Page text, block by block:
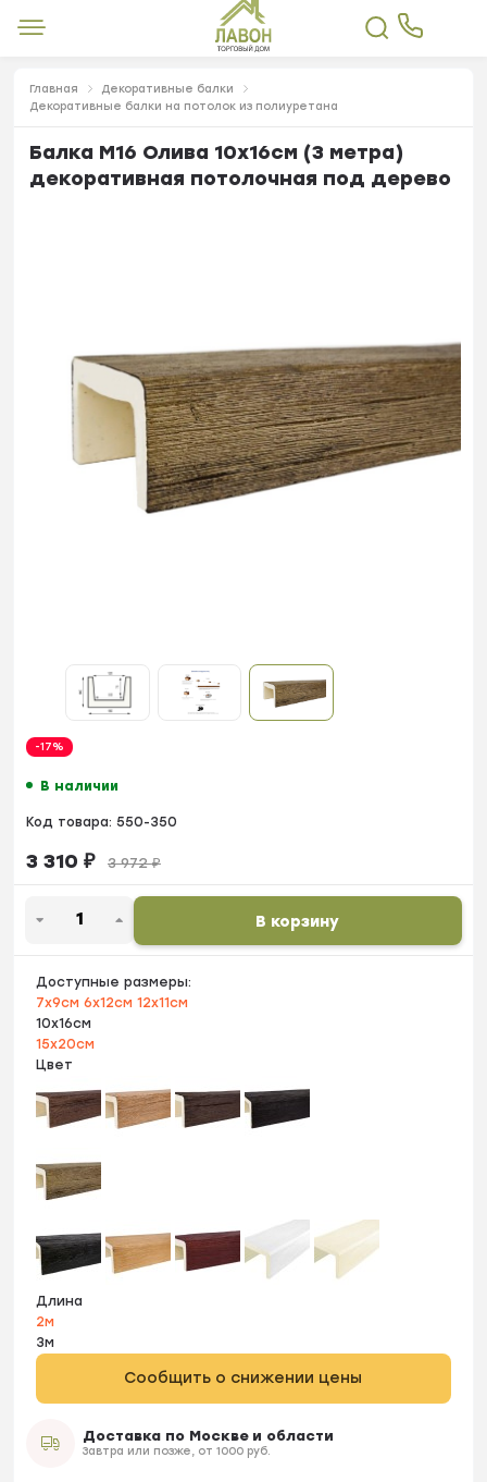
Главная
Декоративные балки
Декоративные балки на потолок из полиуретана
Балка М16 Олива 10х16см (3 метра)
декоративная потолочная под дерево
-17%
В наличии
Код товара: 550-350
3 310 ₽ 3 972₽
В корзину
Доступные размеры:
7х9см6х12см12х11см
10х16см
15х20см
Цвет
Длина
2м
3м
Сообщить о снижении цены
Доставка по Москве и области
Завтра или позже, от 1000 руб.